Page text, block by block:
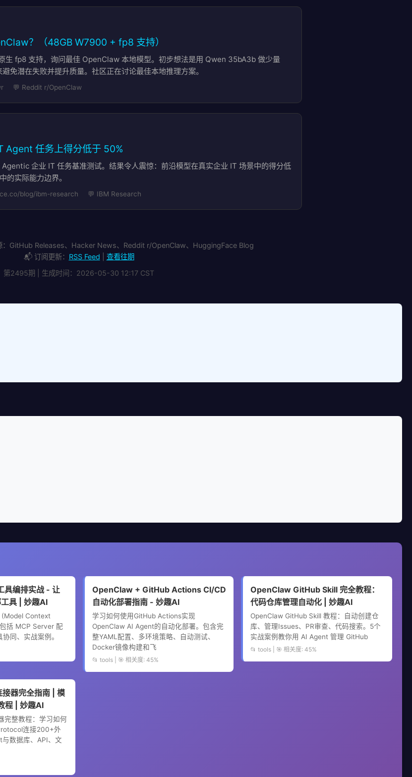
？（48GB W7900 + fp8 支持）
生 fp8 支持，询问最佳 OpenClaw 本地模型。初步想法是用 Qwen 35bA3b 做少量
潜在失败并提升质量。社区正在讨论最佳本地推理方案。
💬 Reddit r/OpenClaw
Agent 任务上得分低于 50%
企业 IT 任务基准测试。结果令人震惊：前沿模型在真实企业 IT 场景中的得分低
的实际能力边界。
blog/ibm-research 💬 IBM Research
：GitHub Releases、Hacker News、Reddit r/OpenClaw、HuggingFace Blog
📬 订阅更新： RSS Feed
查看往期
第2495期 | 生成时间：2026-05-30 12:17 CST
具编排实战 - 让
具 | 妙趣AI
Context
括 MCP Server 配
同、实战案例。
OpenClaw + GitHub Actions CI/CD
自动化部署指南 - 妙趣AI
学习如何使用GitHub Actions实现
OpenClaw AI Agent的自动化部署。包含完
整YAML配置、多环境策略、自动测试、
Docker镜像构建和飞
📂 tools | 🎯 相关度: 45%
OpenClaw GitHub Skill 完全教程：
代码仓库管理自动化 | 妙趣AI
OpenClaw GitHub Skill 教程：自动创建仓
库、管理Issues、PR审查、代码搜索。5个
实战案例教你用 AI Agent 管理 GitHub
📂 tools | 🎯 相关度: 45%
器完全指南 | 模
程 | 妙趣AI
完整教程：学习如何
连接200+外
数据库、API、文